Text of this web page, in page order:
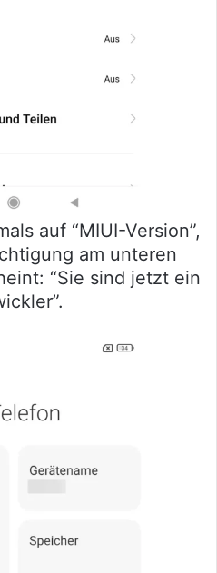
auf “MIUI-Version”,
am unteren
“Sie sind jetzt ein